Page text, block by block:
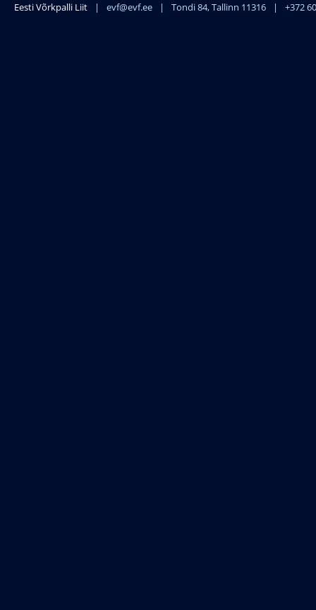
Eesti Võrkpalli Liit | evf@evf.ee | Tondi 84, Tallinn 11316 | +372